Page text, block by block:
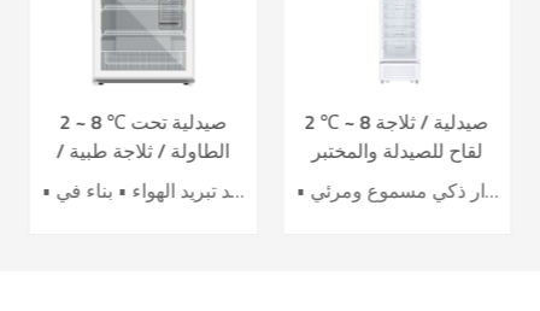
2 ~ 8 ℃ صيدلية تحت
الطاولة / ثلاجة طبية /
لقاح YC-130L
• نظام تحكم دقيق • نظام تبريد تبريد الهواء • بناء في USB datalogger • إنذارات سمعية وبصرية مثالية • تصميم عملية مريحة
2 ℃ ~ 8 صيدلية / ثلاجة
لقاح للصيدلة والمختبر
YC-395L
• أداء تبريد الهواء الرائد • تحسين كفاءة توفير الطاقة بنسبة 40٪ + • باب تسخين كهربائي لتأثير أفضل ضد التكثيف • 7 حساسات لدقة عالية للتحكم بدرجة الحرارة • نظام إنذار ذكي مسموع ومرئي